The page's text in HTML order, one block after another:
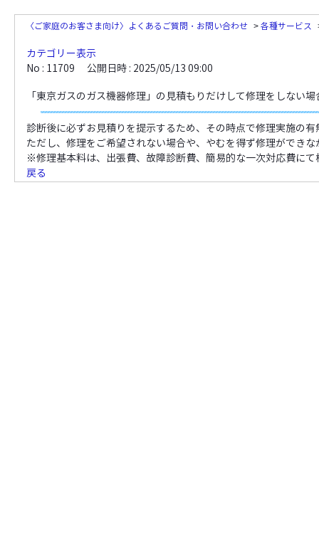
〈ご家庭のお客さま向け〉よくあるご質問・お問い合わせ >各種サービス
カテゴリー表示
No : 11709
公開日時 : 2025/05/13 09:00
「東京ガスのガス機器修理」の見積もりだけして修理をしない
診断後に必ずお見積りを提示するため、その時点で修理実施の
ただし、修理をご希望されない場合や、やむを得ず修理ができ
※修理基本料は、出張費、故障診断費、簡易的な一次対応費にて
戻る